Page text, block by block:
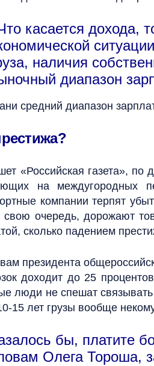
касается дохода,
наличия
диапазон
средний диапазон
«Российская газета», по
на междугородных
компании терпят
свою очередь, дорожают
сколько падением
президента
доходит до 25
люди не спешат связывать
15 лет грузы вообще
бы, платите
Олега Тороша,